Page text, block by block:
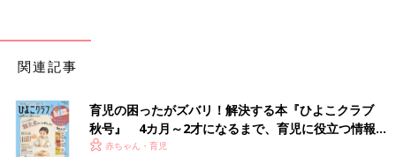
関連記事
育児の困ったがズバリ！解決する本『ひよこクラブ
秋号』 4カ月～2才になるまで、育児に役立つ情報が
いっぱい！
赤ちゃん・育児